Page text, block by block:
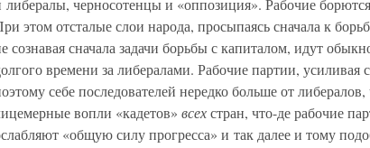
либералы, черносотенцы и «оппозиция». Рабочие борются
этом отсталые слои народа, просыпаясь сначала к
сознавая сначала задачи борьбы с капиталом, идут
времени за либералами. Рабочие партии, усиливая
себе последователей нередко больше от
вопли «кадетов» всехстран, что-де рабочие
«общую силу прогресса» и так далее и тому